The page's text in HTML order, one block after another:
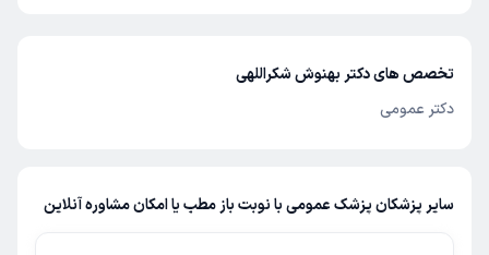
تخصص های دکتر بهنوش شکراللهی
دکتر عمومی
سایر پزشکان پزشک عمومی با نوبت باز مطب یا امکان مشاوره آنلاین